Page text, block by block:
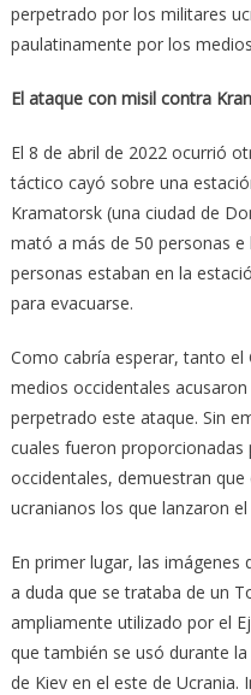
perpetrado por los militares
paulatinamente por los
El ataque con misil contra
El 8 de abril de 2022 ocurrió
táctico cayó sobre una
Kramatorsk (una ciudad de
mató a más de 50 personas
personas estaban en la
para evacuarse.
Como cabría esperar, tanto
medios occidentales
perpetrado este ataque. Sin
cuales fueron
occidentales, demuestran
ucranianos los que lanzaron el
En primer lugar, las
a duda que se trataba de un
ampliamente utilizado por el
que también se usó durante
de Kiev en el este de